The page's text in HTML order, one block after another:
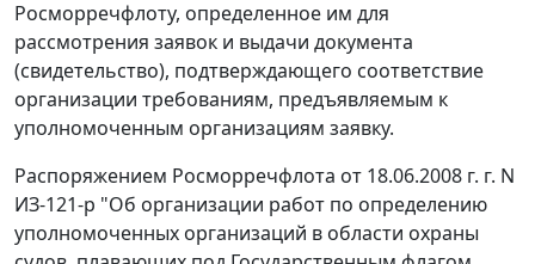
Росморречфлоту, определенное им для
рассмотрения заявок и выдачи документа
(свидетельство), подтверждающего соответствие
организации требованиям, предъявляемым к
уполномоченным организациям заявку.
Распоряжением Росморречфлота от 18.06.2008 г. г. N
ИЗ-121-р "Об организации работ по определению
уполномоченных организаций в области охраны